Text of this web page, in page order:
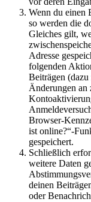
Wenn du einen
so werden die
Gleiches gilt,
Adresse
folgenden
Beiträgen
Änderungen an
Browser-
ist online?“-
gespeichert.
Schließlich
weitere Daten
deinen
oder